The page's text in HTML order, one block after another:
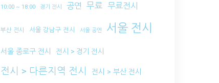
10:00 ~ 18:00 경기 전시 공연 무료 무료전시
부산 전시 서울 강남구 전시 서울 공연 서울 전시
서울 종로구 전시 전시 > 경기 전시
전시 > 다른지역 전시 전시 > 부산 전시